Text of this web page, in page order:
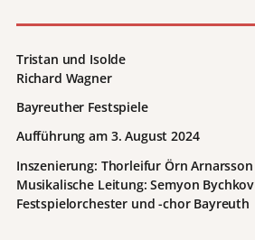
Tristan und Isolde
Richard Wagner
Bayreuther Festspiele
Aufführung am 3. August 2024
Inszenierung: Thorleifur Örn Arnarsson
Musikalische Leitung: Semyon Bychkov
Festspielorchester und -chor Bayreuth